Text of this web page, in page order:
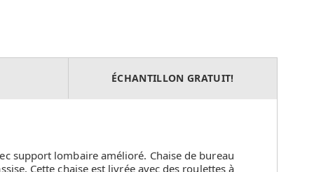
support lombaire amélioré. Chaise de bureau
Cette chaise est livrée avec des roulettes à
ÉCHANTILLON GRATUIT!